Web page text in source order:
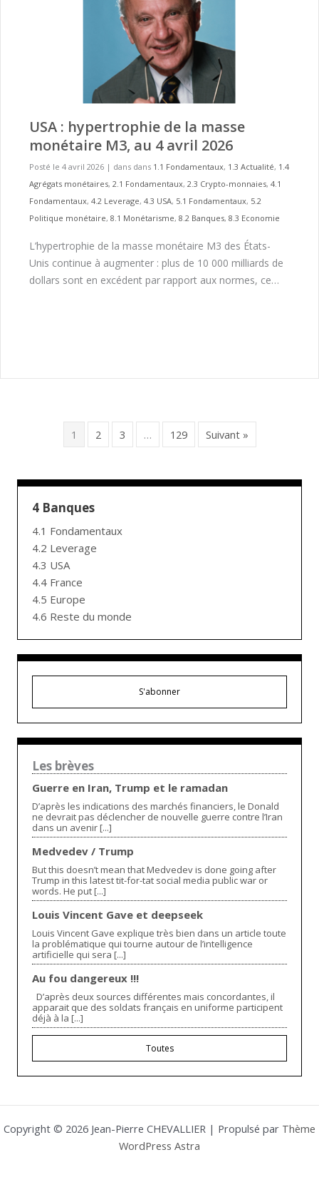
USA : hypertrophie de la masse
monétaire M3, au 4 avril 2026
Posté le 4 avril 2026 | dans dans 1.1 Fondamentaux, 1.3 Actualité, 1.4
Agrégats monétaires, 2.1 Fondamentaux, 2.3 Crypto-monnaies, 4.1
Fondamentaux, 4.2 Leverage, 4.3 USA, 5.1 Fondamentaux, 5.2
Politique monétaire, 8.1 Monétarisme, 8.2 Banques, 8.3 Economie
L’hypertrophie de la masse monétaire M3 des États-
Unis continue à augmenter : plus de 10 000 milliards de
dollars sont en excédent par rapport aux normes, ce…
1 2 3 … 129 Suivant »
4 Banques
4.1 Fondamentaux
4.2 Leverage
4.3 USA
4.4 France
4.5 Europe
4.6 Reste du monde
S'abonner
Les brèves
Guerre en Iran, Trump et le ramadan
D’après les indications des marchés financiers, le Donald
ne devrait pas déclencher de nouvelle guerre contre l’Iran
dans un avenir [...]
Medvedev / Trump
But this doesn’t mean that Medvedev is done going after
Trump in this latest tit-for-tat social media public war or
words. He put [...]
Louis Vincent Gave et deepseek
Louis Vincent Gave explique très bien dans un article toute
la problématique qui tourne autour de l’intelligence
artificielle qui sera [...]
Au fou dangereux !!!
D’après deux sources différentes mais concordantes, il
apparait que des soldats français en uniforme participent
déjà à la [...]
Toutes
Copyright © 2026 Jean-Pierre CHEVALLIER | Propulsé par Thème
WordPress Astra